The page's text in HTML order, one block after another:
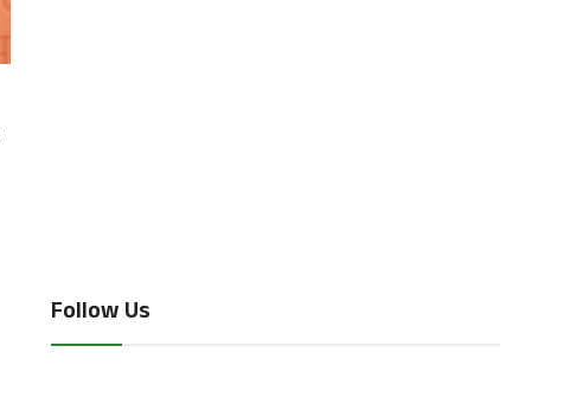
Follow Us